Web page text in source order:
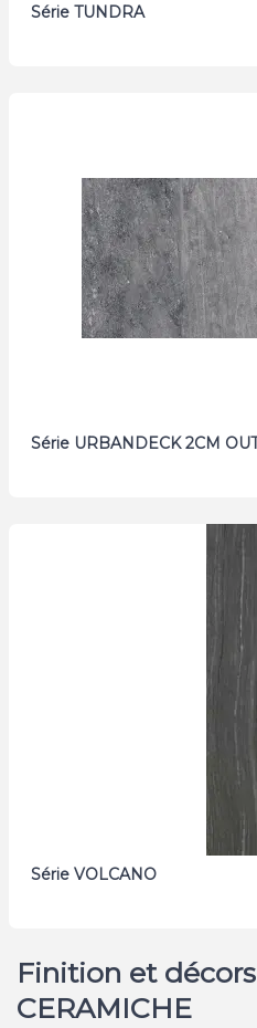
Série TUNDRA
Série URBANDECK 2CM
Série VOLCANO
Finition et
CERAMICHE